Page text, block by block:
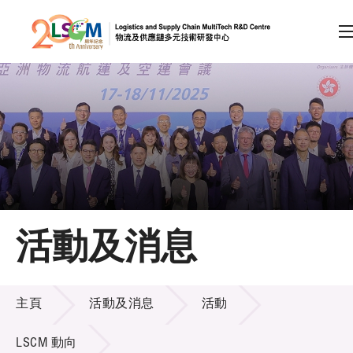
跳到內容（按回車鍵）
會員登入
A A EN 繁 简
主頁
關於LSCM
技術商品化
項目及資助計劃
活動及消息
活動及消息
主頁 活動及消息 活動
LSCM 動向